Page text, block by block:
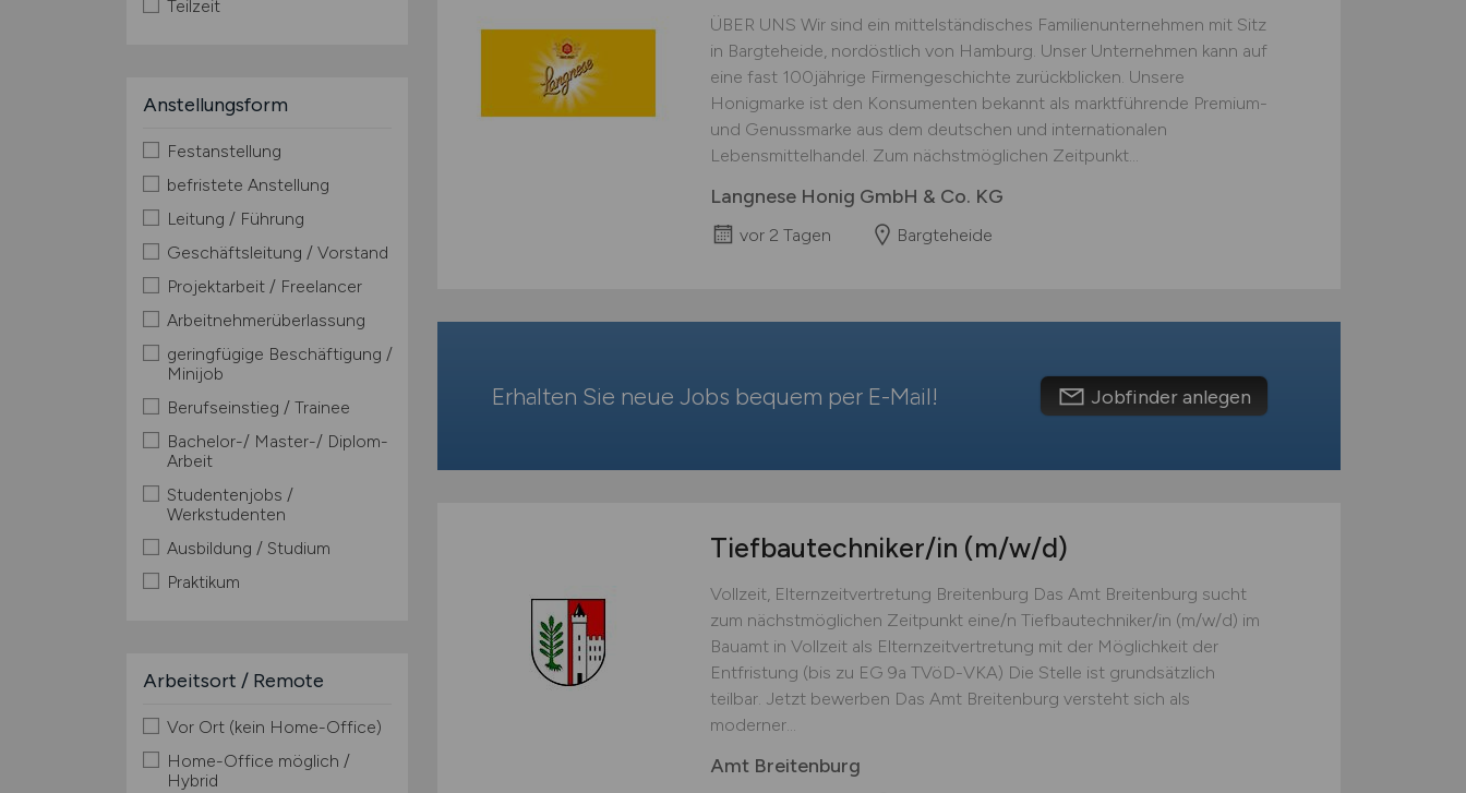
Teilzeit
Anstellungsform
Festanstellung
befristete Anstellung
Leitung / Führung
Geschäftsleitung / Vorstand
Projektarbeit / Freelancer
Arbeitnehmerüberlassung
geringfügige Beschäftigung /
Minijob
Berufseinstieg / Trainee
Bachelor-/ Master-/ Diplom-
Arbeit
Studentenjobs /
Werkstudenten
Ausbildung / Studium
Praktikum
Arbeitsort / Remote
Vor Ort (kein Home-Office)
Home-Office möglich /
Hybrid
ÜBER UNS Wir sind ein mittelständisches Familienunternehmen mit Sitz
in Bargteheide, nordöstlich von Hamburg. Unser Unternehmen kann auf
eine fast 100jährige Firmengeschichte zurückblicken. Unsere
Honigmarke ist den Konsumenten bekannt als marktführende Premium-
und Genussmarke aus dem deutschen und internationalen
Lebensmittelhandel. Zum nächstmöglichen Zeitpunkt...
Langnese Honig GmbH & Co. KG
vor 2 Tagen Bargteheide
Erhalten Sie neue Jobs bequem per E-Mail! Jobfinder anlegen
Tiefbautechniker/in (m/w/d)
Vollzeit, Elternzeitvertretung Breitenburg Das Amt Breitenburg sucht
zum nächstmöglichen Zeitpunkt eine/n Tiefbautechniker/in (m/w/d) im
Bauamt in Vollzeit als Elternzeitvertretung mit der Möglichkeit der
Entfristung (bis zu EG 9a TVöD-VKA) Die Stelle ist grundsätzlich
teilbar. Jetzt bewerben Das Amt Breitenburg versteht sich als
moderner...
Amt Breitenburg